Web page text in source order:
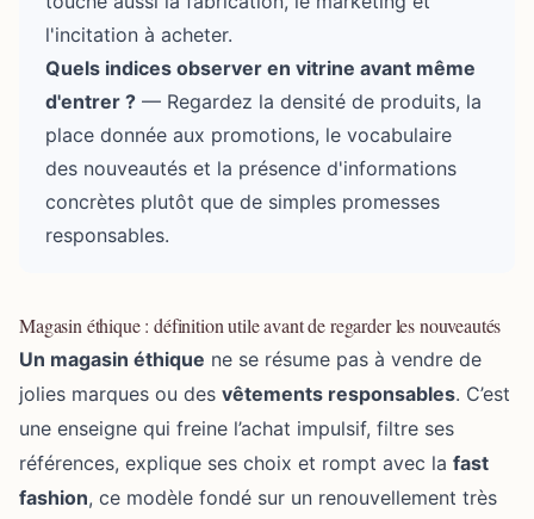
l'incitation à acheter.
Quels indices observer en vitrine avant même
d'entrer ? — Regardez la densité de produits, la
place donnée aux promotions, le vocabulaire
des nouveautés et la présence d'informations
concrètes plutôt que de simples promesses
responsables.
Magasin éthique : définition utile avant de regarder les nouveautés
Un magasin éthique ne se résume pas à vendre de
jolies marques ou des vêtements responsables. C’est
une enseigne qui freine l’achat impulsif, filtre ses
références, explique ses choix et rompt avec la fast
fashion, ce modèle fondé sur un renouvellement très